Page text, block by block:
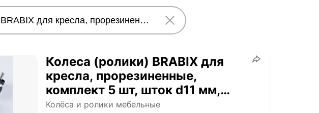
Колеса (ролики) BRABIX для
кресла, прорезиненные,
комплект 5 шт, шток d11 мм,
черные, в коробе, 532009
Колёса и ролики мебельные